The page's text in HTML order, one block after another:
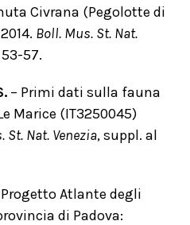
Civrana (Pegolotte di
Boll. Mus. St. Nat.
57.
– Primi dati sulla fauna
Marice (IT3250045)
St. Nat. Venezia, suppl. al
Progetto Atlante degli
di Padova: